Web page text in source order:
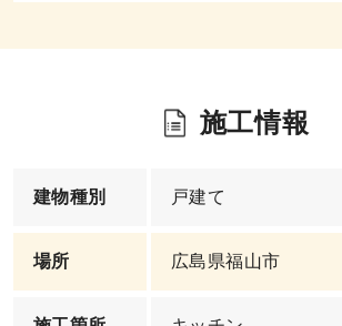
施工情報
建物種別 戸建て
場所 広島県福山市